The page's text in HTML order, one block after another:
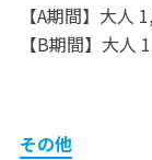
【A期間】大人
【B期間】大人
その他